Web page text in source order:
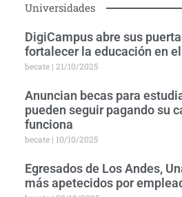
Universidades
DigiCampus abre sus
fortalecer la educación en
becate 21/10/2025
Anuncian becas para
pueden seguir pagando su
funciona
becate 10/10/2025
Egresados de Los Andes,
más apetecidos por